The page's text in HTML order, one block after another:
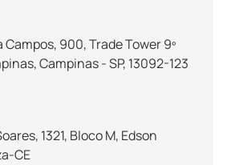
Campos, 900, Trade Tower 9º
Campinas - SP, 13092-123
1321, Bloco M, Edson
CE